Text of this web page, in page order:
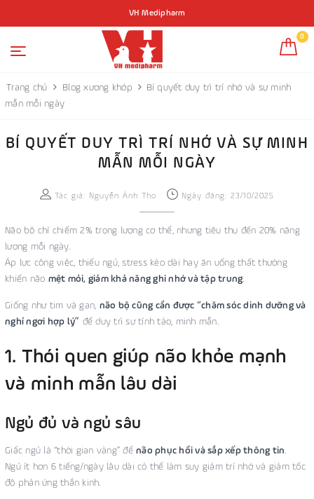
VH Medipharm
0
Trang chủ Blog xương khớp
Bí quyết duy trì trí nhớ và sự minh
mẫn mỗi ngày
BÍ QUYẾT DUY TRÌ TRÍ NHỚ VÀ SỰ MINH
MẪN MỖI NGÀY
Tác giả: Nguyễn Ánh Tho Ngày đăng: 23/10/2025
Não bộ chỉ chiếm 2% trọng lượng cơ thể, nhưng tiêu thụ đến 20% năng
lượng mỗi ngày.
Áp lực công việc, thiếu ngủ, stress kéo dài hay ăn uống thất thường
khiến não mệt mỏi, giảm khả năng ghi nhớ và tập trung.
Giống như tim và gan, não bộ cũng cần được “chăm sóc dinh dưỡng và
nghỉ ngơi hợp lý” để duy trì sự tỉnh táo, minh mẫn.
1. Thói quen giúp não khỏe mạnh
và minh mẫn lâu dài
Ngủ đủ và ngủ sâu
Giấc ngủ là “thời gian vàng” để não phục hồi và sắp xếp thông tin.
Ngủ ít hơn 6 tiếng/ngày lâu dài có thể làm suy giảm trí nhớ và giảm tốc
độ phản ứng thần kinh.